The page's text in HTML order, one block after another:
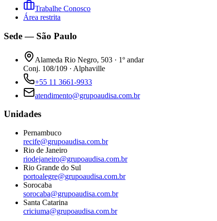
Trabalhe Conosco
Área restrita
Sede — São Paulo
Alameda Rio Negro, 503 · 1º andar
Conj. 108/109 · Alphaville
+55 11 3661-9933
atendimento@grupoaudisa.com.br
Unidades
Pernambuco
recife@grupoaudisa.com.br
Rio de Janeiro
riodejaneiro@grupoaudisa.com.br
Rio Grande do Sul
portoalegre@grupoaudisa.com.br
Sorocaba
sorocaba@grupoaudisa.com.br
Santa Catarina
criciuma@grupoaudisa.com.br